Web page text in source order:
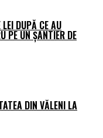
DUPĂ CE AU
PE UN ȘANTIER DE
DIN VĂLENI LA